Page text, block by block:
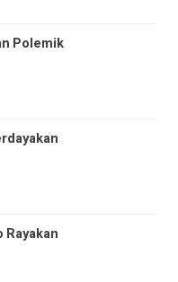
Polemik
Rayakan